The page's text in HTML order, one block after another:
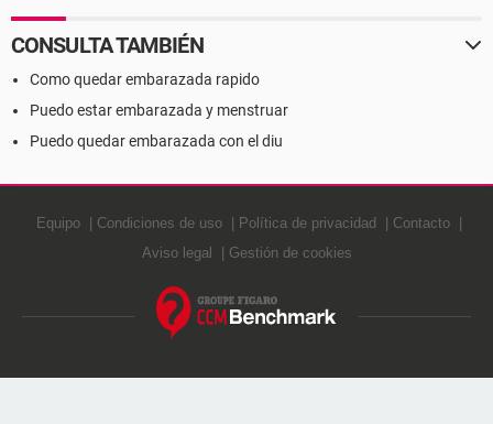
CONSULTA TAMBIÉN
Como quedar embarazada rapido
Puedo estar embarazada y menstruar
Puedo quedar embarazada con el diu
Equipo Condiciones de uso Política de privacidad
Contacto
Aviso legal
Gestión de cookies